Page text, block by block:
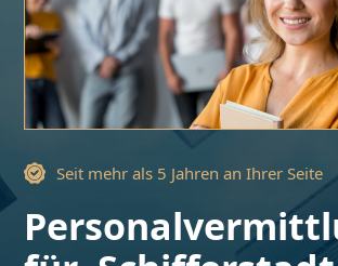
Seit mehr als 5 Jahren an Ihrer Seite